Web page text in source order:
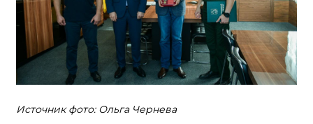
Источник фото: Ольга Чернева